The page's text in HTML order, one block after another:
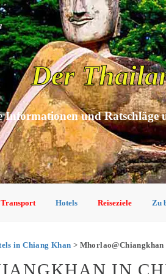
Der
Informationen und Ratschläge
Transport Hotels Reiseziele Zu
in Chiang Khan > Mhorlao@Chiangkhan
IN